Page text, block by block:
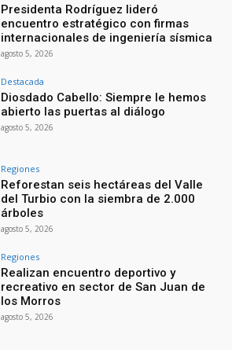
Presidenta Rodríguez lideró
encuentro estratégico con firmas
internacionales de ingeniería sísmica
agosto 5, 2026
Destacada
Diosdado Cabello: Siempre le hemos
abierto las puertas al diálogo
agosto 5, 2026
Regiones
Reforestan seis hectáreas del Valle
del Turbio con la siembra de 2.000
árboles
agosto 5, 2026
Regiones
Realizan encuentro deportivo y
recreativo en sector de San Juan de
los Morros
agosto 5, 2026